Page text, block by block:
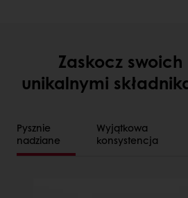
Zaskocz
unikalnymi
Pysznie
nadziane
Wyjątkowa
konsystencja